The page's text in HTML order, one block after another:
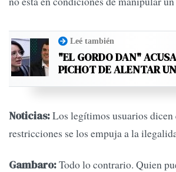
Leé también
"EL GORDO DAN"
PICHOT DE ALENTAR
Noticias:Los legítimos usuarios dicen
restricciones se los empuja a la
Gambaro:Todo lo contrario. Quien